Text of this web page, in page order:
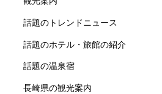
話題のトレンドニュース
話題のホテル・旅館の紹介
話題の温泉宿
長崎県の観光案内